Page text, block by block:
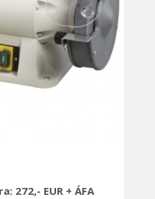
272,- EUR + ÁFA